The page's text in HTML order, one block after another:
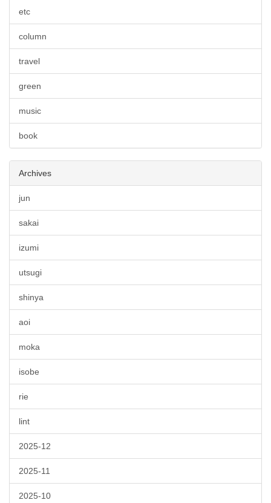
etc
column
travel
green
music
book
Archives
jun
sakai
izumi
utsugi
shinya
aoi
moka
isobe
rie
lint
2025-12
2025-11
2025-10